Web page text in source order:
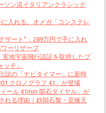
ソン流イタリアンクラシック
入れる。オメガ「コンステレ
ザート”：289万円で手に入れ
ーリザーブ
実地宇宙飛行認証を取得したプ
ッチ」
説の「ナビタイマー」に新時
クロノグラフ 41」が登場
ール 41mm 陨石ダイヤル」が
れる理由｜鉄隕石盤・至臻天